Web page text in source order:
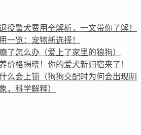
役警犬费用全解析，一文带你了解！
一览：宠物新选择！
了怎么办（爱上了家里的狼狗）
价格揭晓！你的爱犬新归宿来了！
么会上锁（狗狗交配时为何会出现阴
，科学解释）